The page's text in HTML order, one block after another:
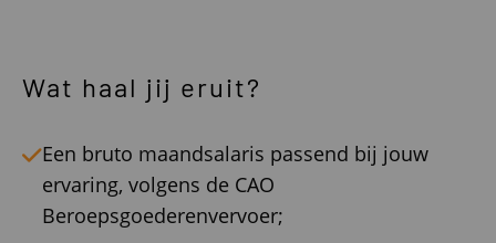
Wat haal jij eruit?
Een bruto maandsalaris passend bij jouw
ervaring, volgens de CAO
Beroepsgoederenvervoer;